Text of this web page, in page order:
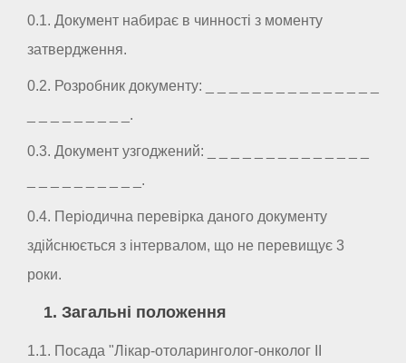
0.1. Документ набирає в чинності з моменту
затвердження.
0.2. Розробник документу: _ _ _ _ _ _ _ _ _ _ _ _ _ _ _
_ _ _ _ _ _ _ _ _.
0.3. Документ узгоджений: _ _ _ _ _ _ _ _ _ _ _ _ _ _
_ _ _ _ _ _ _ _ _ _.
0.4. Періодична перевірка даного документу
здійснюється з інтервалом, що не перевищує 3
роки.
1. Загальні положення
1.1. Посада "Лікар-отоларинголог-онколог II